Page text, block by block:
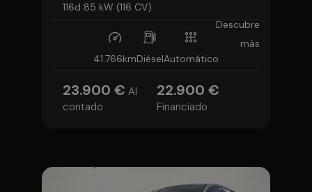
116d 85 kW (116 CV)
41.766kmDiéselAutomático
23.900 € Al
contado
22.900 €
Financiado
Descubre
más